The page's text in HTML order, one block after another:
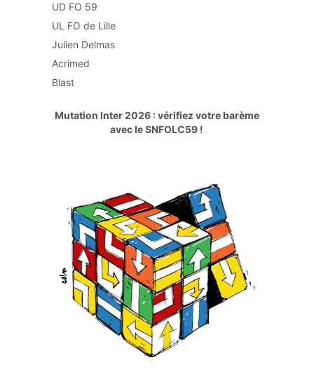
UD FO 59
UL FO de Lille
Julien Delmas
Acrimed
Blast
Mutation Inter 2026 : vérifiez votre barème
avec le SNFOLC59 !